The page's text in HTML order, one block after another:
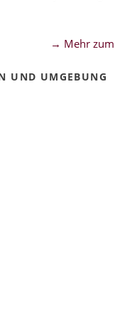
→ Mehr
UND UMGEBUNG